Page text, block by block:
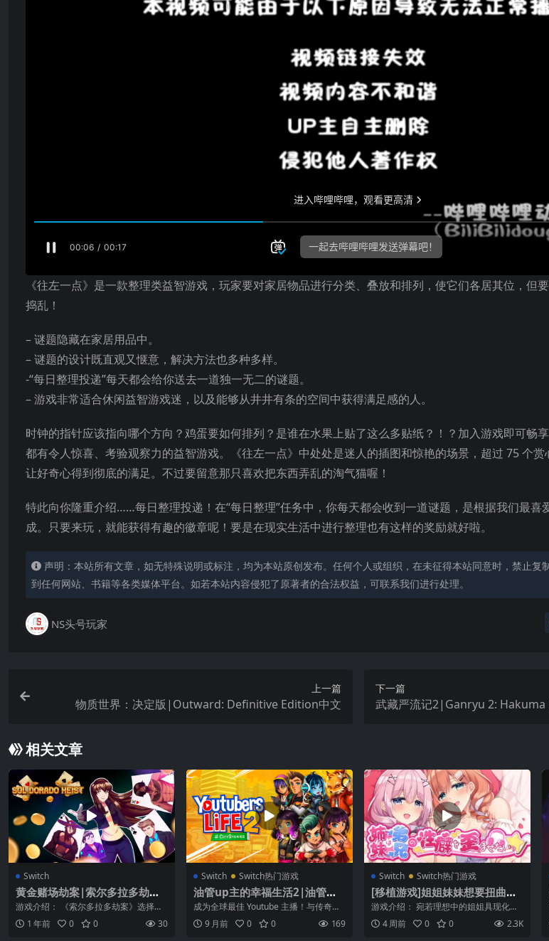
《往左一点》是一款整理类益智游戏，玩家要对家居物品进行分类、叠放和排列，使它们各居其位，但
捣乱！
– 谜题隐藏在家居用品中。
– 谜题的设计既直观又惬意，解决方法也多种多样。
-“每日整理投递”每天都会给你送去一道独一无二的谜题。
– 游戏非常适合休闲益智游戏迷，以及能够从井井有条的空间中获得满足感的人。
时钟的指针应该指向哪个方向？鸡蛋要如何排列？是谁在水果上贴了这么多贴纸？！？加入游戏即可畅
都有令人惊喜、考验观察力的益智游戏。《往左一点》中处处是迷人的插图和惊艳的场景，超过 75 个赏
让好奇心得到彻底的满足。不过要留意那只喜欢把东西弄乱的淘气猫喔！
特此向你隆重介绍……每日整理投递！在“每日整理”任务中，你每天都会收到一道谜题，是根据我们最喜
成。只要来玩，就能获得有趣的徽章呢！要是在现实生活中进行整理也有这样的奖励就好啦。
声明：本站所有文章，如无特殊说明或标注，均为本站原创发布。任何个人或组织，在未征得本站同意时，禁止复
到任何网站、书籍等各类媒体平台。如若本站内容侵犯了原著者的合法权益，可联系我们进行处理。
NS头号玩家
上一篇
物质世界：决定版|Outward: Definitive Edition中文
下一篇
武藏严流记2|Ganryu 2: Hakuma
相关文章
Switch
黄金赌场劫案|索尔多拉多劫案|
Sol Dorado Heist
游戏介绍： 《索尔多拉多劫案》选择你
的道路，解开Sol Dorado Heist...
1 年前 0 0 30
Switch Switch热门游戏
油管up主的幸福生活2|油管主
播的生活2|Youtubers Life 2
中文
成为全球最佳 Youtube 主播！与传奇名
人合作，探索名城，找出隐藏的故事，
并...9 月前 0 0 169
Switch Switch热门游戏
[移植游戏]姐姐妹妹想要扭曲我
的XP|妹は兄のXPを歪ませたい
中文
游戏介绍： 宛若理想中的姐姐具现化
般，温柔体贴的治愈系姐姐【樱月」。
俏皮活泼，...
4 周前 0 0 2.3K